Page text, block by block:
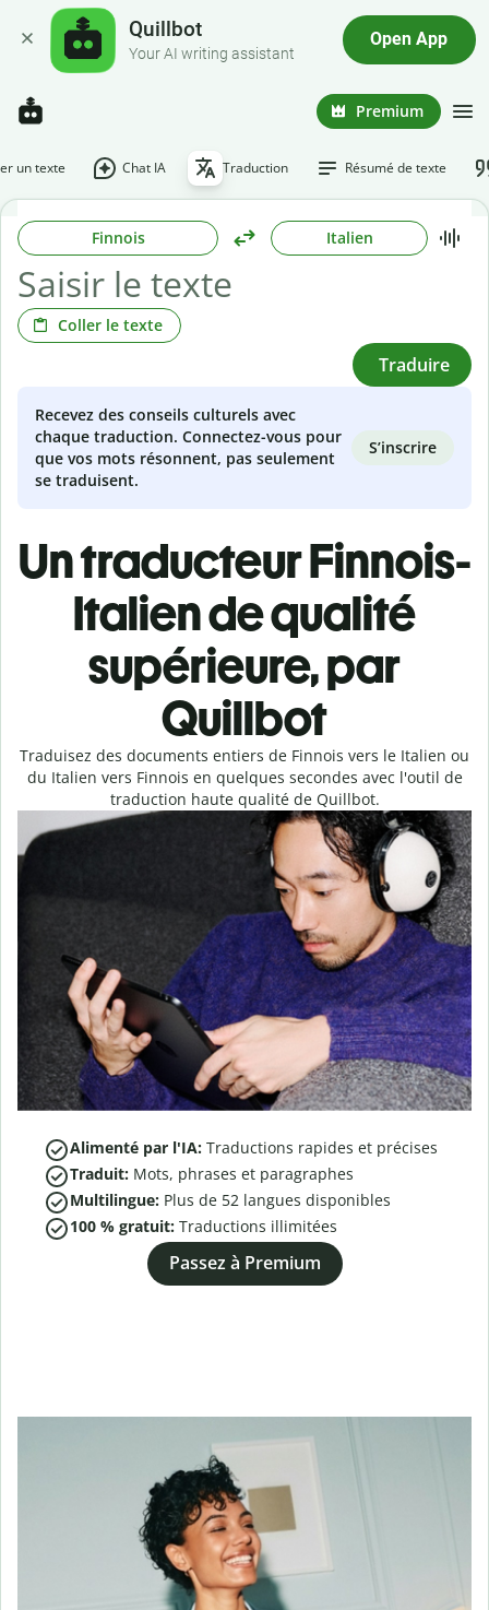
Quillbot
Your AI writing assistant
Open App
Premium
un texte Chat IA Traduction Résumé de texte
Finnois Italien
Coller le texte
Traduire
Recevez des conseils culturels avec
chaque traduction. Connectez-vous pour
que vos mots résonnent, pas seulement
se traduisent.
S’inscrire
Un traducteur Finnois-
Italien de qualité
supérieure, par
Quillbot
Traduisez des documents entiers de Finnois vers le Italien ou
du Italien vers Finnois en quelques secondes avec l'outil de
traduction haute qualité de Quillbot.
Alimenté par l'IA: Traductions rapides et précises
Traduit: Mots, phrases et paragraphes
Multilingue: Plus de 52 langues disponibles
100 % gratuit: Traductions illimitées
Passez à Premium